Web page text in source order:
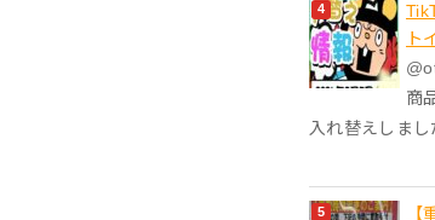
ト
商
入れ替えしまし